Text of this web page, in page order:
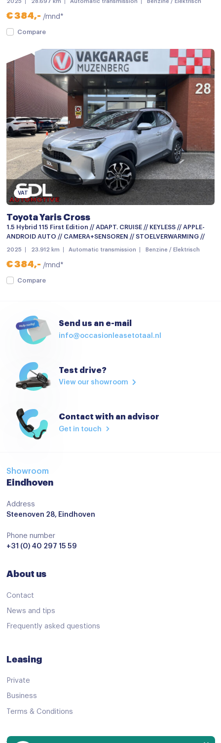
keyless start
Lederen versnellingspook
Multi-functioneel stuurwiel
Passagiersstoel in hoogte verstelbaar
Regensensor
Stuurbekrachtiging
Stuur verstelbaar
Achteruitrijcamera
Airbag(s) hoofd achter
Airbag(s) hoofd voor
Airbag(s) knie
Airbag(s) side voor
Airbag bestuurder
Alarm klasse 1(startblokkering)
Anti Blokkeer Systeem
Bandenspanningscontrolesysteem
Brake Assist System
Elektronisch Stabiliteits Programma
Isofix bevestiging voor kinderzitjes
Lichtsensor
Aanhanger assistent
airco automatisch
Apple Carplay/Android Auto
centrale airbag voor
Dab
extra getint glas achter
interieurklimaat vooraf instelbaar
LED mistlampen
Parkeerassistent
Rijstrooksensor met correctie
stuur leder
stuur multifunctioneel
2025 28.697 km Automatic transmission Benzine / Elektrisch
€ 384,- /mnd*
Compare
VAT
Toyota Yaris Cross
1.5 Hybrid 115 First Edition // ADAPT. CRUISE // KEYLESS // APPLE-
ANDROID AUTO // CAMERA+SENSOREN // STOELVERWARMING //
2025 23.912 km Automatic transmission Benzine / Elektrisch
€ 384,- /mnd*
Compare
Send us an e-mail
info@occasionleasetotaal.nl
Test drive?
View our showroom
Contact with an advisor
Get in touch
Showroom
Eindhoven
Address
Steenoven 28, Eindhoven
Phone number
+31 (0) 40 297 15 59
About us
Contact
News and tips
Frequently asked questions
Leasing
Private
Business
Terms & Conditions